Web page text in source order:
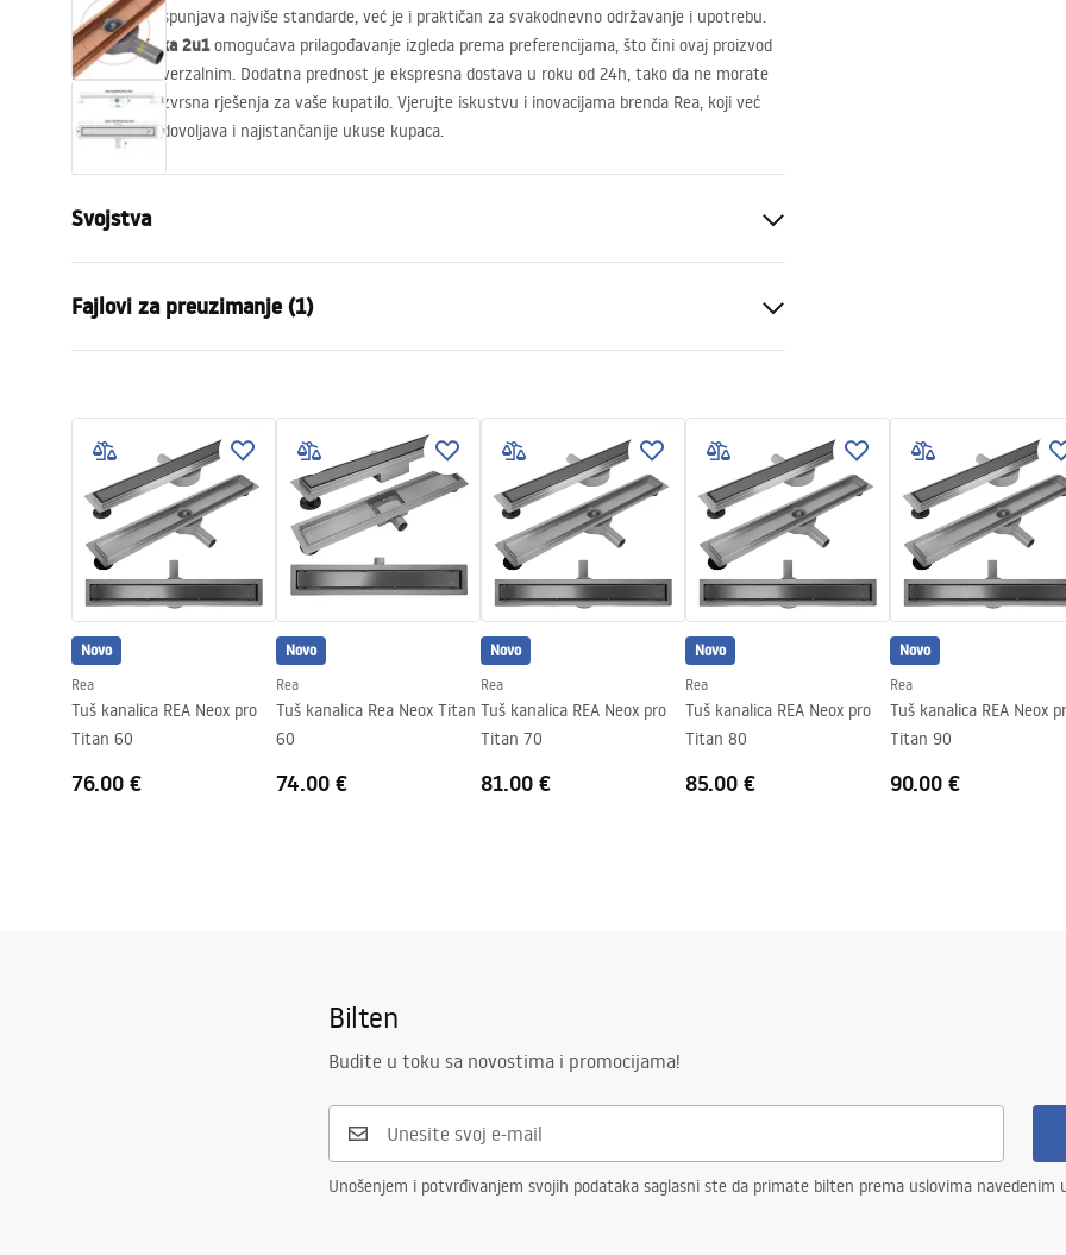
ne samo da ispunjava najviše standarde, već je i praktičan za svakodnevno održavanje i upotrebu.
Obrtiva maska 2u1omogućava prilagođavanje izgleda prema preferencijama, što čini ovaj proizvod
izuzetno univerzalnim. Dodatna prednost je ekspresna dostava u roku od 24h, tako da ne morate
dugo čekati izvrsna rješenja za vaše kupatilo. Vjerujte iskustvu i inovacijama brenda Rea, koji već
godinama zadovoljava i najistančanije ukuse kupaca.
Svojstva
Tip sifona
Długość odpływu (cm)
90
Vrsta maske
jednostrano lijepljenje pločice
Przepustowość
0,45 l/s
Powłoka
Nano Flex
Jamstvo
120 meseci za čeličnu konstrukciju, 24
meseca za ostale elemente
Fajlovi za preuzimanje (1)
LINEAR-3.pdf
Novo
Rea
Tuš kanalica REA Neox pro
Titan 60
76.00 €
Novo
Rea
Tuš kanalica Rea Neox Titan
60
74.00 €
Novo
Rea
Tuš kanalica REA Neox pro
Titan 70
81.00 €
Novo
Rea
Tuš kanalica REA Neox pro
Titan 80
85.00 €
Novo
Rea
Tuš kanalica REA Neox
Titan 90
90.00 €
Bilten
Budite u toku sa novostima i promocijama!
Unošenjem i potvrđivanjem svojih podataka saglasni ste da primate bilten prema uslovima navedenim